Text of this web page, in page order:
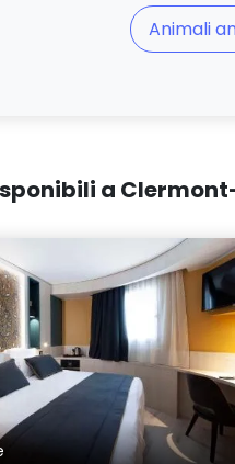
Animali
a